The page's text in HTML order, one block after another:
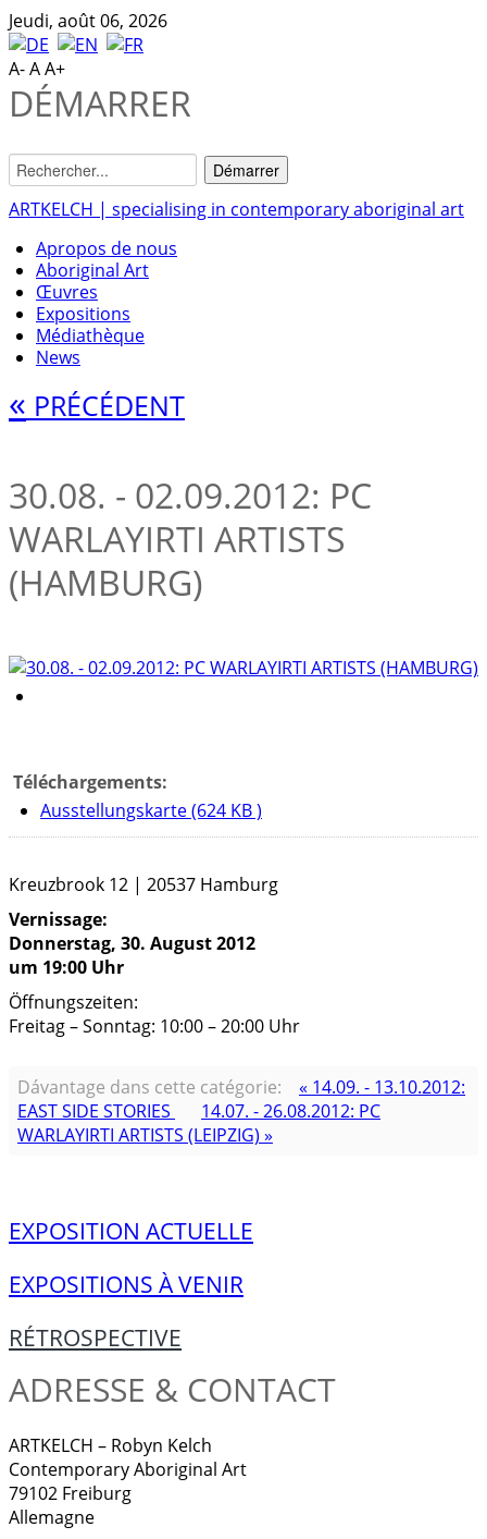
Jeudi, août 06, 2026
A-AA+
DÉMARRER
ARTKELCH | specialising in contemporary aboriginal art
Apropos de nous
Aboriginal Art
Œuvres
Expositions
Médiathèque
News
« PRÉCÉDENT
30.08. - 02.09.2012: PC
WARLAYIRTI ARTISTS
(HAMBURG)
Téléchargements:
Ausstellungskarte (624 KB )
Kreuzbrook 12 | 20537 Hamburg
Vernissage:
Donnerstag, 30. August 2012
um 19:00 Uhr
Öffnungszeiten:
Freitag – Sonntag: 10:00 – 20:00 Uhr
Dávantage dans cette catégorie:
« 14.09. - 13.10.2012:
EAST SIDE STORIES
14.07. - 26.08.2012: PC
WARLAYIRTI ARTISTS (LEIPZIG) »
EXPOSITION ACTUELLE
EXPOSITIONS À VENIR
RÉTROSPECTIVE
ADRESSE & CONTACT
ARTKELCH – Robyn Kelch
Contemporary Aboriginal Art
79102 Freiburg
Allemagne